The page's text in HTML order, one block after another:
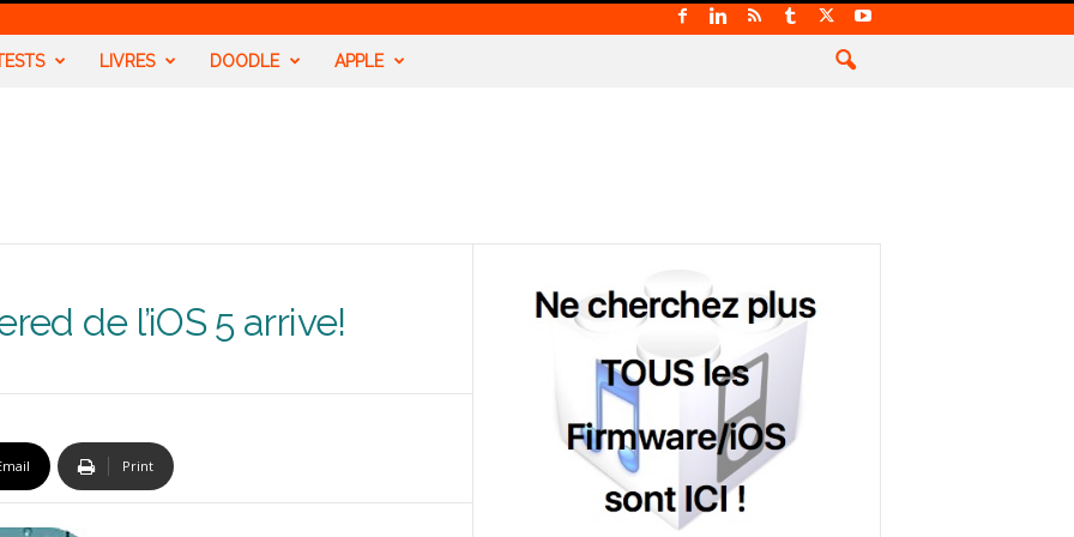
LIVRES DOODLE APPLE
de l’iOS 5 arrive!
Print